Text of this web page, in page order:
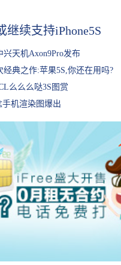
继续支持iPhone5S
天机Axon9Pro发布
典之作:苹果5S,你还在用吗?
么么么哒3S图赏
手机渲染图爆出